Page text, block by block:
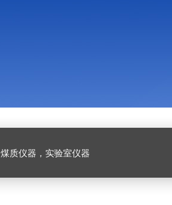
煤质仪器，实验室仪器